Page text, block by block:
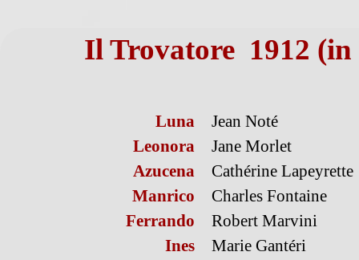
Il Trovatore 1912
Luna
Jean Noté
Leonora
Jane Morlet
Azucena
Cathérine Lapeyrette
Manrico
Charles Fontaine
Ferrando
Robert Marvini
Ines
Marie Gantéri